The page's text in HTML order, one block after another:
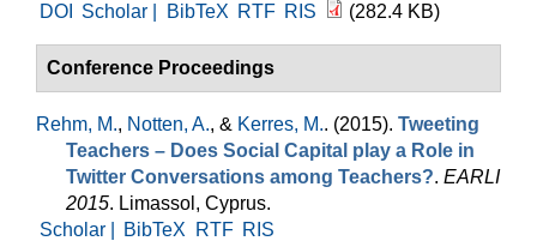
DOI
Scholar | BibTeX RTF RIS (282.4 KB)
Conference Proceedings
Rehm, M., Notten, A., & Kerres, M.. (2015). Tweeting
Teachers – Does Social Capital play a Role in
Twitter Conversations among Teachers?. EARLI
2015. Limassol, Cyprus.
Scholar |
BibTeX RTF RIS